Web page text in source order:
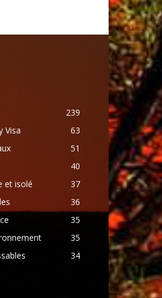
239
Visa
63
51
40
et isolé
37
36
35
35
34